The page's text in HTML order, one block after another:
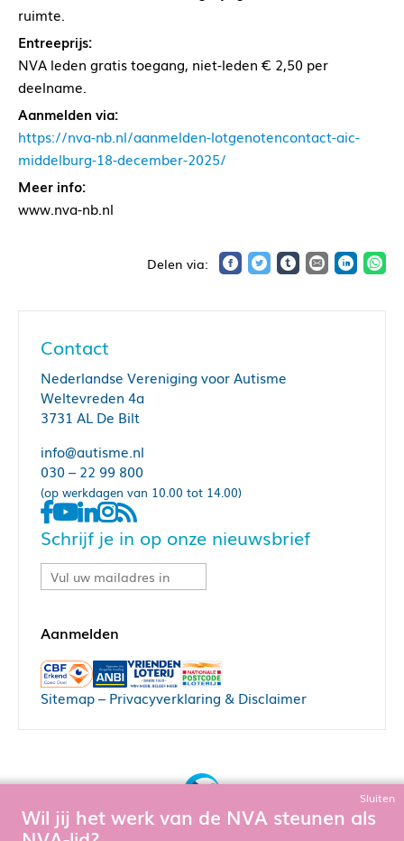
ruimte.
Entreeprijs:
NVA leden gratis toegang, niet-leden € 2,50 per
deelname.
Aanmelden via:
https://nva-nb.nl/aanmelden-lotgenotencontact-aic-
middelburg-18-december-2025/
Meer info:
www.nva-nb.nl
Contact
Nederlandse Vereniging voor Autisme
Weltevreden 4a
3731 AL De Bilt
info@autisme.nl
030 – 22 99 800
(op werkdagen van 10.00 tot 14.00)
Schrijf je in op onze nieuwsbrief
Sitemap– Privacyverklaring & Disclaimer
Sluiten
Wil jij het werk van de NVA steunen als